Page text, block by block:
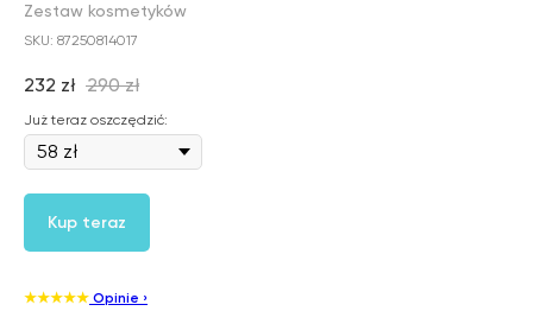
Zestaw kosmetyków
SKU: 87250814017
232 zł 290 zł
Już teraz oszczędzić:
Kup teraz
★★★★★ Opinie ›